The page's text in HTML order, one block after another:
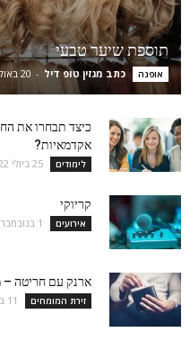
תוספת שיער טבעי
אופנה כתב מגזין טופ דיל - 20 באוקטובר 2025
כיצד תבחרו את
אקדמאיות?
לימודים 25 ביולי 2022
קריוקי
אירועים 1 בנובמבר 2024
ארנק עם חריטה –
זירת המומחים 11 באוקטובר 2022